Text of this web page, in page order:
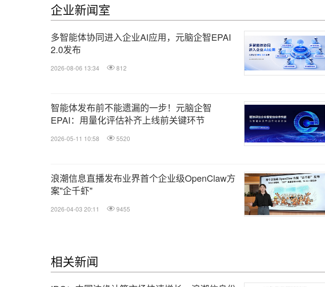
企业新闻室
多智能体协同进入企业AI应用，元脑企智EPAI
2.0发布
2026-08-06 13:34 812
智能体发布前不能遗漏的一步！元脑企智
EPAI：用量化评估补齐上线前关键环节
2026-05-11 10:58 5520
浪潮信息直播发布业界首个企业级OpenClaw方
案"企千虾"
2026-04-03 20:11 9455
相关新闻